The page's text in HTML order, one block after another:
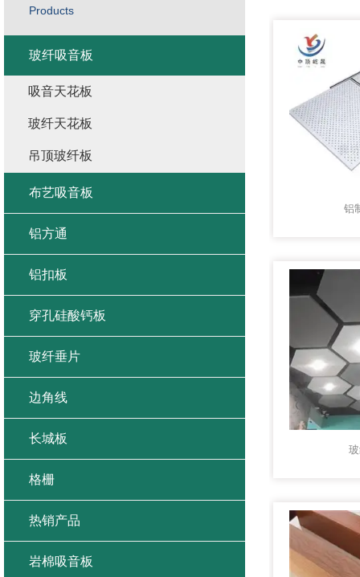
铝
Products
玻纤吸音板
吸音天花板
玻纤天花板
吊顶玻纤板
布艺吸音板
铝方通
铝扣板
穿孔硅酸钙板
玻纤垂片
边角线
长城板
格栅
热销产品
岩棉吸音板